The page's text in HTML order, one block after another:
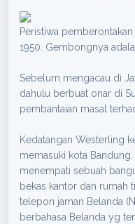
Peristiwa
1950. Gembongnya
Sebelum mengacau di
dahulu berbuat onar di
pembantaian masal
Kedatangan Westerling
memasuki kota
menempati sebuah
bekas kantor dan rumah
telepon jaman Belanda
berbahasa Belanda yg